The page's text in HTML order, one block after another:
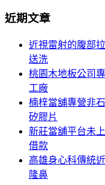
航
關
近期文章
近視雷射的腹部
送洗
桃園木地板公司
工廠
楠梓當舖專營非
矽膠片
新莊當舖平台未
借款
高雄身心科傳統
隆鼻